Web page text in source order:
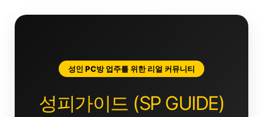
성인 PC방 업주를 위한 리얼 커뮤니티
성피가이드 (SP GUIDE)